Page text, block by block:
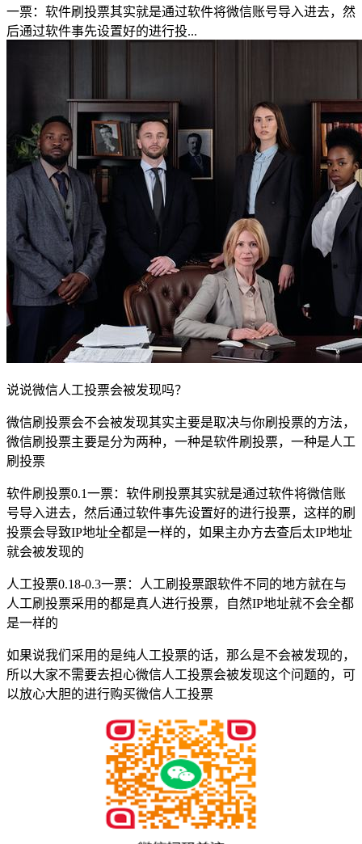
一票：软件刷投票其实就是通过软件将微信账号导入进去，然
后通过软件事先设置好的进行投...
说说微信人工投票会被发现吗？
微信刷投票会不会被发现其实主要是取决与你刷投票的方法，
微信刷投票主要是分为两种，一种是软件刷投票，一种是人工
刷投票
软件刷投票0.1一票：软件刷投票其实就是通过软件将微信账
号导入进去，然后通过软件事先设置好的进行投票，这样的刷
投票会导致IP地址全都是一样的，如果主办方去查后太IP地址
就会被发现的
人工投票0.18-0.3一票：人工刷投票跟软件不同的地方就在与
人工刷投票采用的都是真人进行投票，自然IP地址就不会全都
是一样的
如果说我们采用的是纯人工投票的话，那么是不会被发现的，
所以大家不需要去担心微信人工投票会被发现这个问题的，可
以放心大胆的进行购买微信人工投票